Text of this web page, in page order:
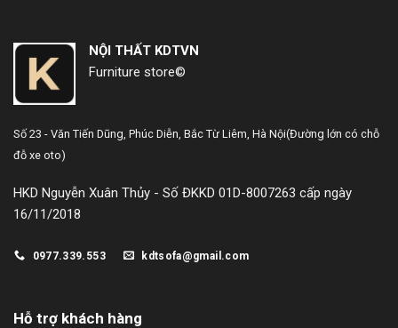
NỘI THẤT KDTVN
Furniture store©
Số 23 - Văn Tiến Dũng, Phúc Diễn, Bắc Từ Liêm, Hà Nội(Đường lớn có chỗ
đỗ xe oto)
HKD Nguyễn Xuân Thủy - Số ĐKKD 01D-8007263 cấp ngày
16/11/2018
0977.339.553 kdtsofa@gmail.com
Hỗ trợ khách hàng